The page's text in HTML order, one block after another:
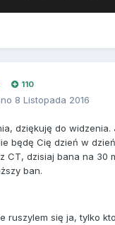
110
8 Listopada 2016
dziękuję do widzenia.
będę Cię dzień w
CT, dzisiaj bana na 30
ban.
ruszylem się ja, tylko